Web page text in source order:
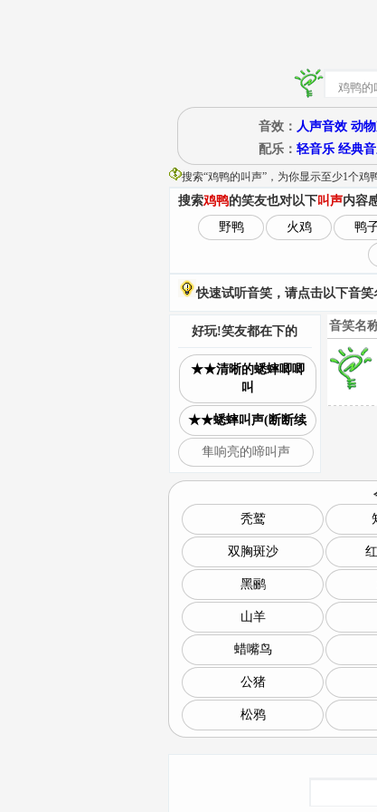
音效： 人声音效 动
配乐： 轻音乐 经典
搜索“鸡鸭的叫声”，为你显示至少1个鸡
搜索鸡鸭的笑友也对以下叫声内容
野鸭
火鸡 鸭
快速试听音笑，请点击以下音笑
音笑名
好玩!笑友都在下的
★★清晰的蟋蟀唧唧
叫
★★蟋蟀叫声(断断续
隼响亮的啼叫声
秃鹫
双胸斑沙
黑鹂
山羊
蜡嘴鸟
公猪
松鸦